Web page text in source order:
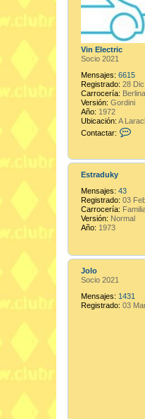
Vin Electric
Socio 2021
Mensajes: 6615
Registrado: 28
Carrocería: Berlina
Versión: Gordini
Año: 1972
Ubicación: A
Contactar:
a
r
V
i
e
i
c
Estraduky
Mensajes: 43
Registrado: 03
Carrocería:
Versión: Normal
Año: 1973
Jolo
Socio 2021
Mensajes: 1431
Registrado: 03